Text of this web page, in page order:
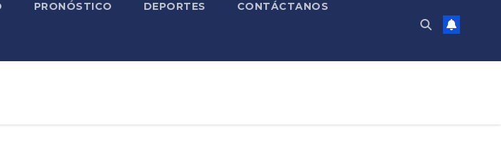
PRONÓSTICO DEPORTES CONTÁCTANOS